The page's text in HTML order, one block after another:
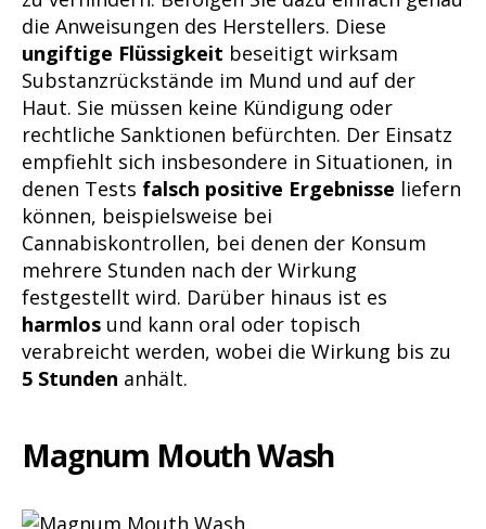
die Anweisungen des Herstellers. Diese
ungiftige Flüssigkeit beseitigt wirksam
Substanzrückstände im Mund und auf der
Haut. Sie müssen keine Kündigung oder
rechtliche Sanktionen befürchten. Der Einsatz
empfiehlt sich insbesondere in Situationen, in
denen Tests falsch positive Ergebnisse liefern
können, beispielsweise bei
Cannabiskontrollen, bei denen der Konsum
mehrere Stunden nach der Wirkung
festgestellt wird. Darüber hinaus ist es
harmlos und kann oral oder topisch
verabreicht werden, wobei die Wirkung bis zu
5 Stunden anhält.
Magnum Mouth Wash